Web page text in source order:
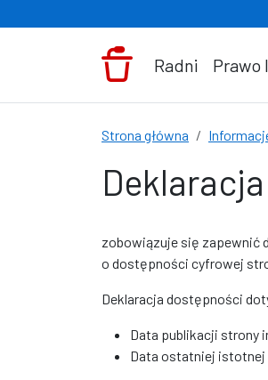
Radni Prawo
Strona główna
zobowiązuje się zapewnić
o dostępności cyfrowej
Deklaracja dostępności
Data publikacji strony
Data ostatniej